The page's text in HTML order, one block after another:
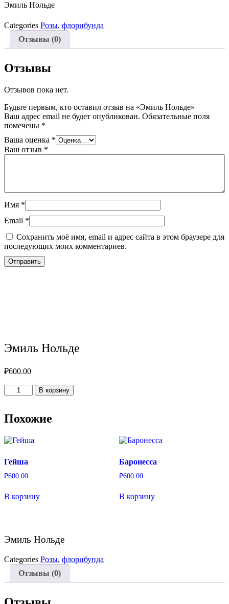
Эмиль Нольде
Categories Розы, флорибунда
Отзывы (0)
Отзывы
Отзывов пока нет.
Будьте первым, кто оставил отзыв на «Эмиль Нольде»
Ваш адрес email не будет опубликован. Обязательные поля
помечены *
Ваша оценка *
Ваш отзыв *
Имя *
Email *
Сохранить моё имя, email и адрес сайта в этом браузере для
последующих моих комментариев.
Эмиль Нольде
₽600.00
Количество
товара
Нольде
В корзину
Похожие
Гейша
₽600.00
В корзину
Баронесса
₽600.00
В корзину
Эмиль Нольде
Categories Розы, флорибунда
Отзывы (0)